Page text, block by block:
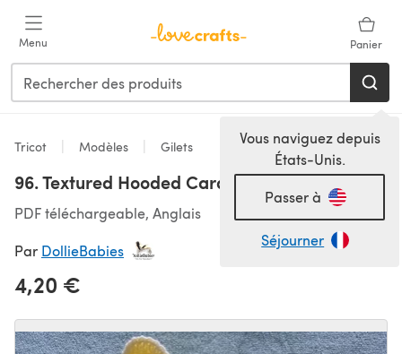
Menu Panier
Vous naviguez depuis
États-Unis.
Passer à
Séjourner
Tricot Modèles Gilets
96. Textured Hooded Cardigan
PDF téléchargeable, Anglais
Par DollieBabies
4,20 €